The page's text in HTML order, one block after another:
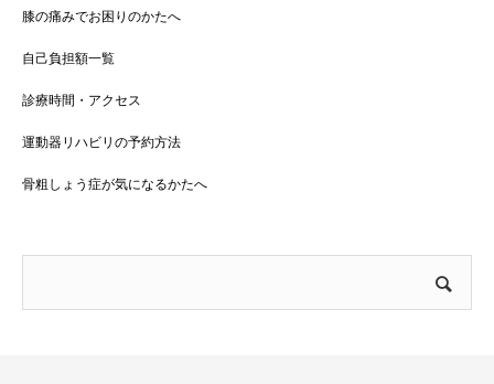
膝の痛みでお困りのかたへ
自己負担額一覧
診療時間・アクセス
運動器リハビリの予約方法
骨粗しょう症が気になるかたへ